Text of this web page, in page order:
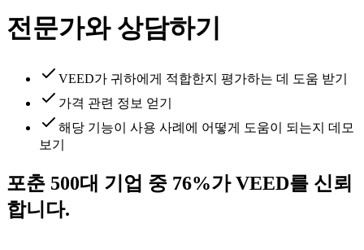
전문가와 상담하기
VEED가 귀하에게 적합한지 평가하는 데 도움 받기
가격 관련 정보 얻기
해당 기능이 사용 사례에 어떻게 도움이 되는지 데모
보기
포춘 500대 기업 중 76%가 VEED를 신뢰
합니다.